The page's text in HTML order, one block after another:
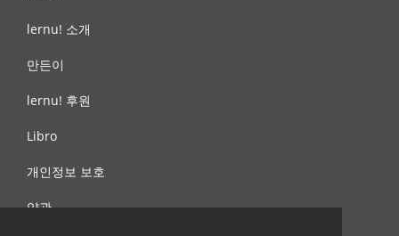
lernu! 소개
만든이
lernu! 후원
Libro
개인정보 보호
약관